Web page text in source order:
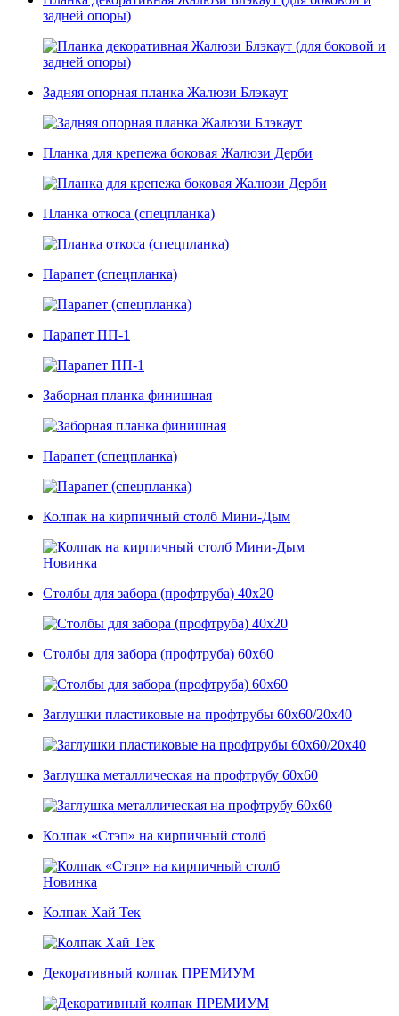
задней опоры)
Задняя опорная планка Жалюзи Блэкаут
Планка для крепежа боковая Жалюзи Дерби
Планка откоса (спецпланка)
Парапет (спецпланка)
Парапет ПП-1
Заборная планка финишная
Парапет (спецпланка)
Колпак на кирпичный столб Мини-Дым
Новинка
Столбы для забора (профтруба) 40x20
Столбы для забора (профтруба) 60x60
Заглушки пластиковые на профтрубы 60х60/20х40
Заглушка металлическая на профтрубу 60х60
Колпак «Стэп» на кирпичный столб
Новинка
Колпак Хай Тек
Декоративный колпак ПРЕМИУМ